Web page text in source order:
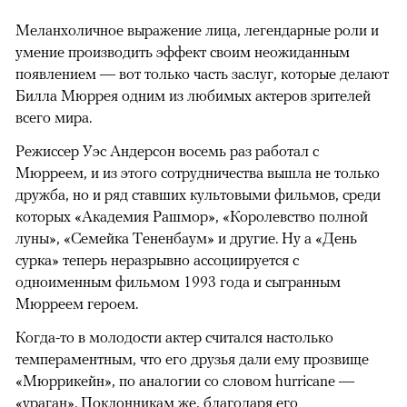
Меланхоличное выражение лица, легендарные роли и
умение производить эффект своим неожиданным
появлением — вот только часть заслуг, которые делают
Билла Мюррея одним из любимых актеров зрителей
всего мира.
Режиссер Уэс Андерсон восемь раз работал с
Мюрреем, и из этого сотрудничества вышла не только
дружба, но и ряд ставших культовыми фильмов, среди
которых «Академия Рашмор», «Королевство полной
луны», «Семейка Тененбаум» и другие. Ну а «День
сурка» теперь неразрывно ассоциируется с
одноименным фильмом 1993 года и сыгранным
Мюрреем героем.
Когда-то в молодости актер считался настолько
темпераментным, что его друзья дали ему прозвище
«Мюррикейн», по аналогии со словом hurricane —
«ураган». Поклонникам же, благодаря его